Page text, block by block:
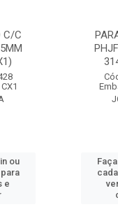
C/C
ou
e